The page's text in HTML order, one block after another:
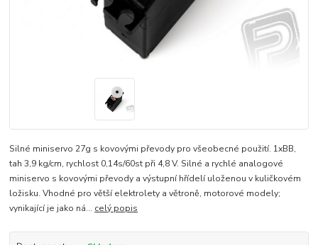
Silné miniservo 27g s kovovými převody pro všeobecné použití. 1xBB,
tah 3,9 kg/cm, rychlost 0,14s/60st při 4,8 V. Silné a rychlé analogové
miniservo s kovovými převody a výstupní hřídelí uloženou v kuličkovém
ložisku. Vhodné pro větší elektrolety a větroně, motorové modely;
vynikající je jako ná... celý popis